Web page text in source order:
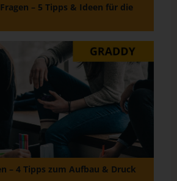
– 5 Tipps & Ideen für die
– 4 Tipps zum Aufbau & Druck